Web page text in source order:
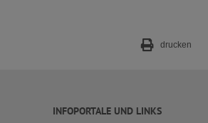
drucken
INFOPORTALE UND LINKS